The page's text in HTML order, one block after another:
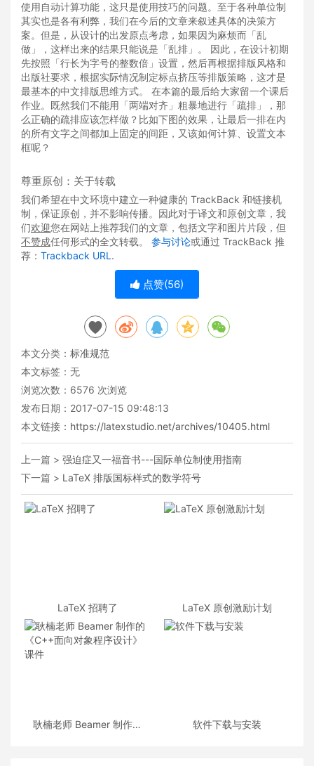
使用自动计算功能，这只是使用技巧的问题。至于各种单位制
其实也是各有利弊，我们在今后的文章来叙述具体的决策方
案。但是，从设计的出发原点考虑，如果因为麻烦而「乱
做」，这样出来的结果只能说是「乱排」。 因此，在设计初期
先按照「行长为字号的整数倍」设置，然后再根据排版风格和
出版社要求，根据实际情况制定标点挤压等排版策略，这才是
最基本的中文排版思维方式。 在本篇的最后给大家留一个课后
作业。既然我们不能用「两端对齐」粗暴地进行「疏排」，那
么正确的疏排应该怎样做？比如下图的效果，让最后一排在内
的所有文字之间都加上固定的间距，又该如何计算、设置文本
框呢？
尊重原创：关于转载
我们希望在中文环境中建立一种健康的 TrackBack 和链接机
制，保证原创，并不影响传播。因此对于译文和原创文章，我
们欢迎您在网站上推荐我们的文章，包括文字和图片片段，但
不赞成任何形式的全文转载。 参与讨论或通过 TrackBack 推
荐： Trackback URL .
点赞(56)
本文分类： 标准规范
本文标签：无
浏览次数： 6576 次浏览
发布日期：2017-07-15 09:48:13
本文链接： https://latexstudio.net/archives/10405.html
上一篇 > 强迫症又一福音书---国际单位制使用指南
下一篇 > LaTeX 排版国标样式的数学符号
LaTeX 招聘了 LaTeX 原创激励计划
耿楠老师 Beamer 制作的
软件下载与安装